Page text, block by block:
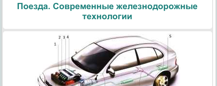
Поезда. Современные железнодорожные
технологии